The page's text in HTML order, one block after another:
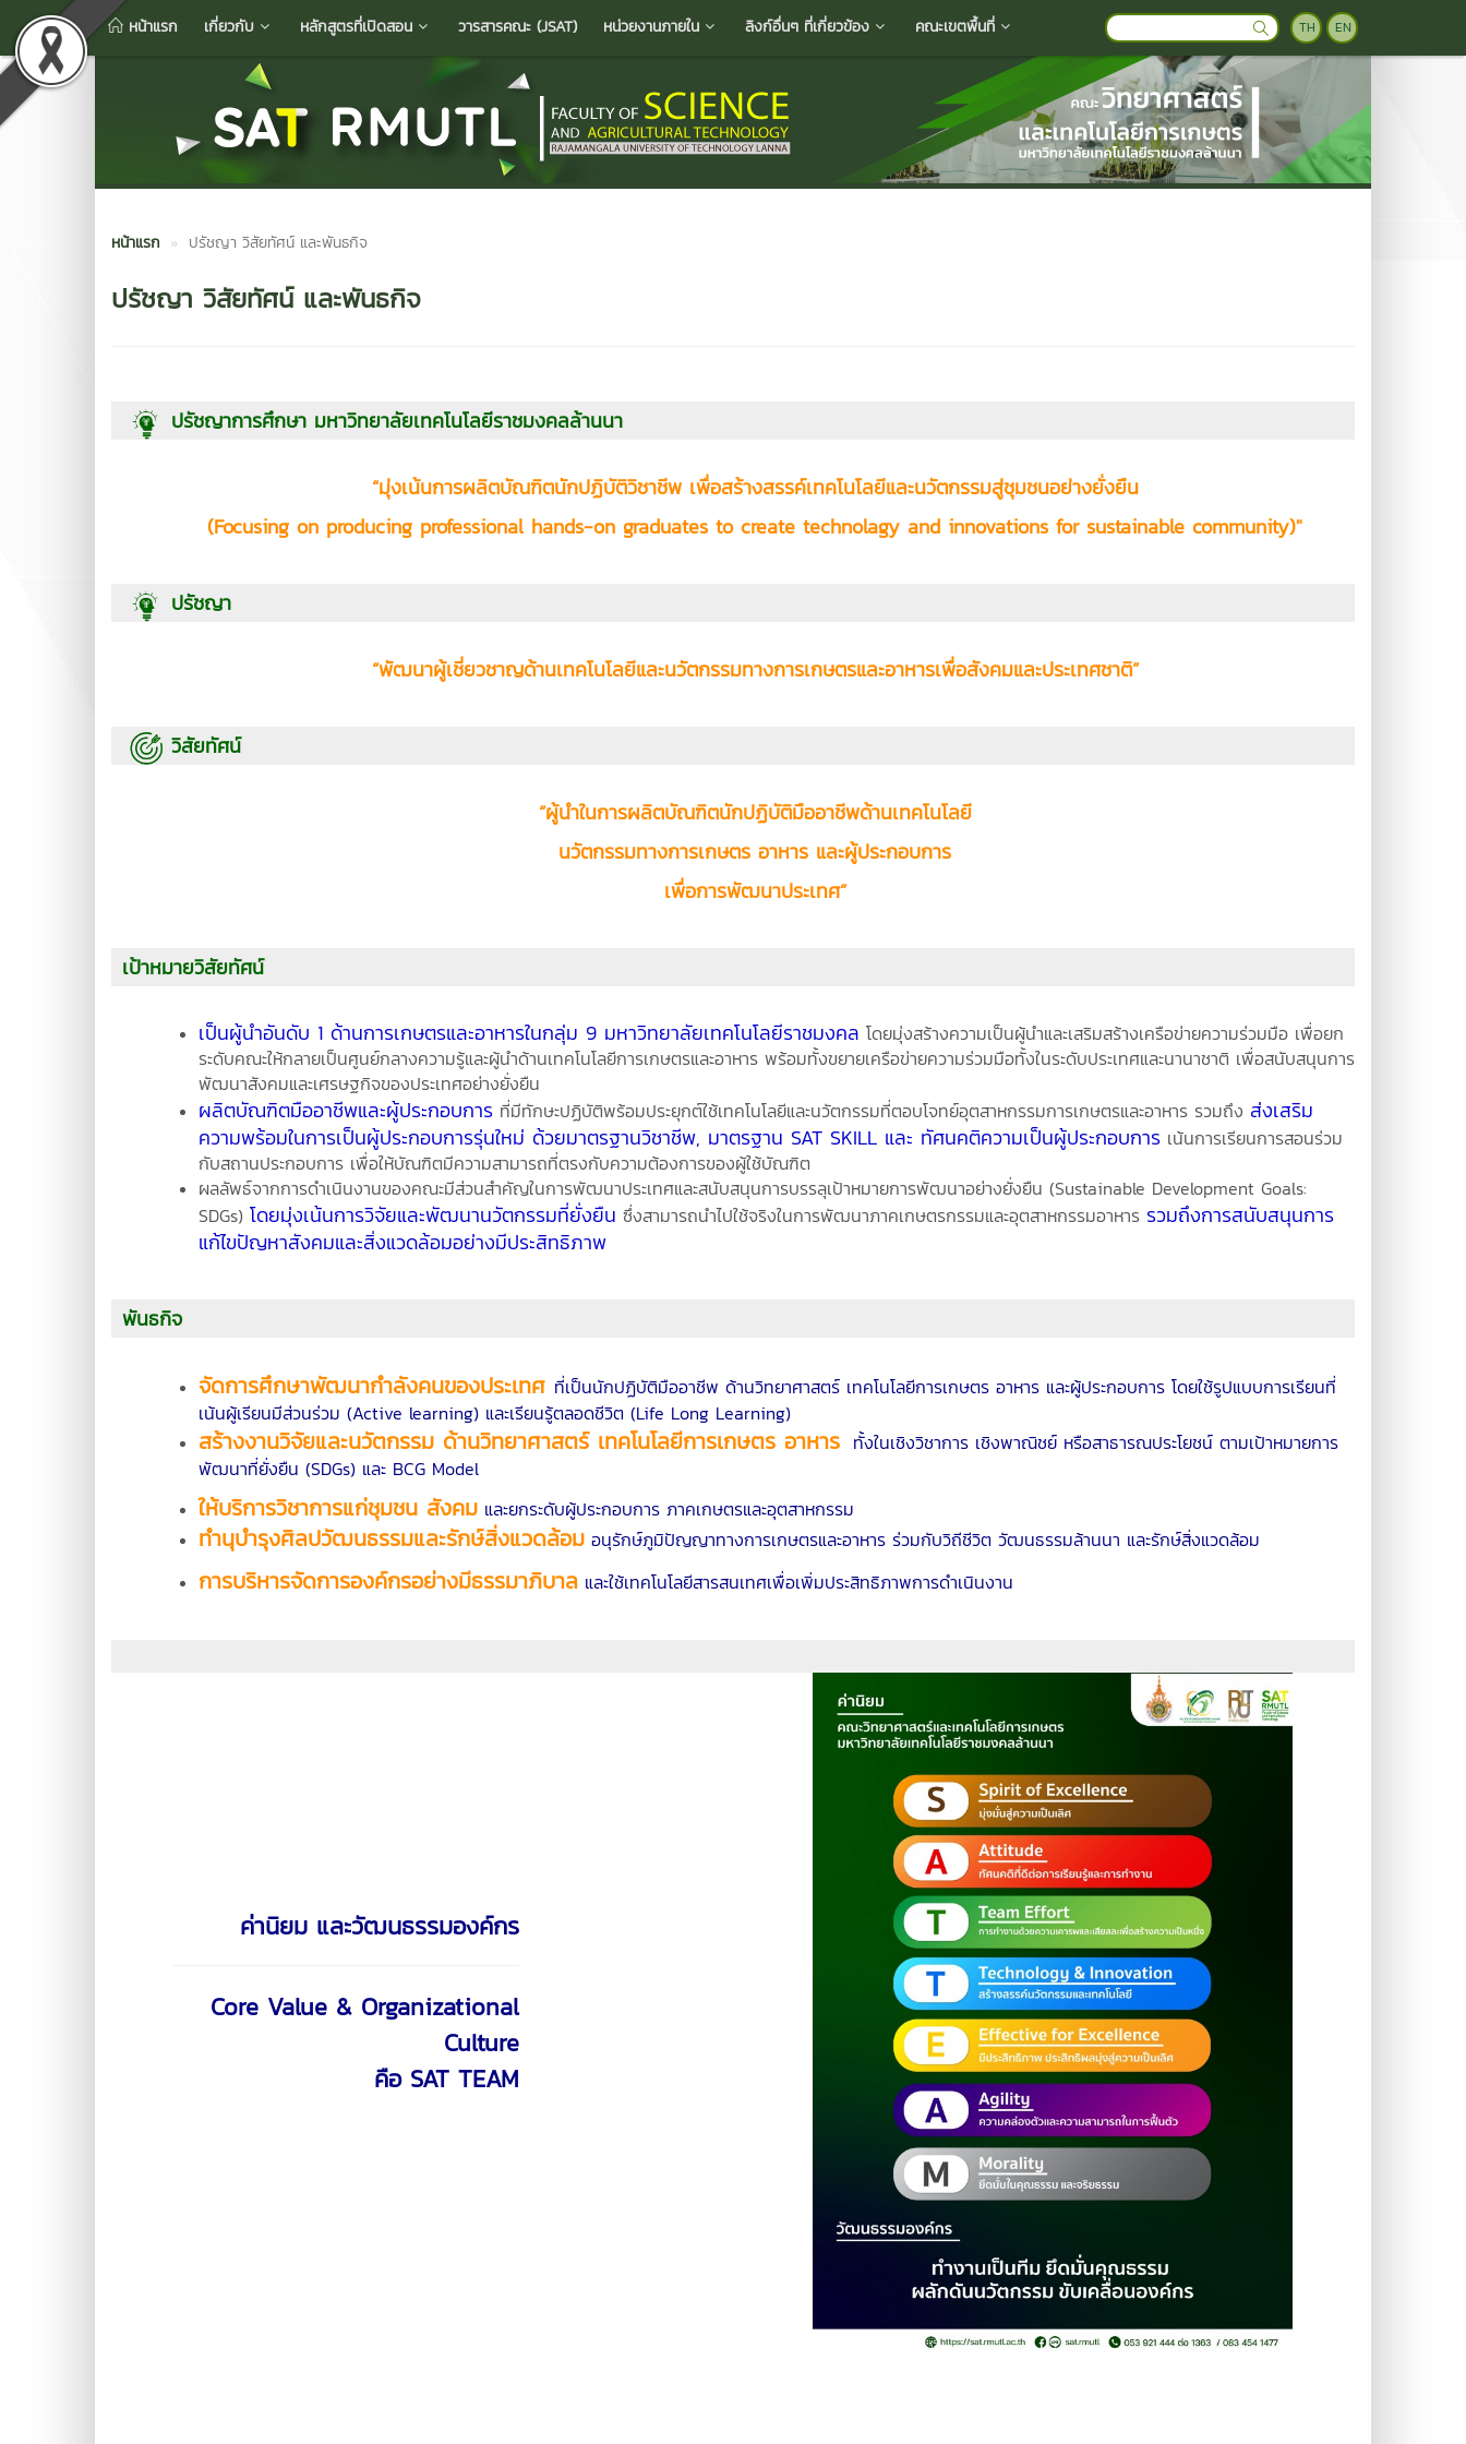
หน้าแรก เกี่ยวกับ หลักสูตรที่เปิดสอน วารสารคณะ (JSAT) หน่วยงานภายใน ลิงก์อื่นๆ ที่เกี่ยวข้อง คณะเขตพื้นที่ TH EN
หน้าแรก ปรัชญา วิสัยทัศน์ และพันธกิจ
ปรัชญา วิสัยทัศน์ และพันธกิจ
ปรัชญาการศึกษา มหาวิทยาลัยเทคโนโลยีราชมงคลล้านนา
“มุ่งเน้นการผลิตบัณฑิตนักปฏิบัติวิชาชีพ เพื่อสร้างสรรค์เทคโนโลยีและนวัตกรรมสู่ชุมชนอย่างยั่งยืน
(Focusing on producing professional hands-on graduates to create technolagy and innovations for sustainable community)"
ปรัชญา
“พัฒนาผู้เชี่ยวชาญด้านเทคโนโลยีและนวัตกรรมทางการเกษตรและอาหารเพื่อสังคมและประเทศชาติ”
วิสัยทัศน์
“ผู้นำในการผลิตบัณฑิตนักปฏิบัติมืออาชีพด้านเทคโนโลยี
นวัตกรรมทางการเกษตร อาหาร และผู้ประกอบการ
เพื่อการพัฒนาประเทศ”
เป้าหมายวิสัยทัศน์
เป็นผู้นำอันดับ 1 ด้านการเกษตรและอาหารในกลุ่ม 9 มหาวิทยาลัยเทคโนโลยีราชมงคล โดยมุ่งสร้างความเป็นผู้นำและเสริมสร้างเครือข่ายความร่วมมือ เพื่อยก
ระดับคณะให้กลายเป็นศูนย์กลางความรู้และผู้นำด้านเทคโนโลยีการเกษตรและอาหาร พร้อมทั้งขยายเครือข่ายความร่วมมือทั้งในระดับประเทศและนานาชาติ เพื่อสนับสนุนการ
พัฒนาสังคมและเศรษฐกิจของประเทศอย่างยั่งยืน
ผลิตบัณฑิตมืออาชีพและผู้ประกอบการ ที่มีทักษะปฏิบัติพร้อมประยุกต์ใช้เทคโนโลยีและนวัตกรรมที่ตอบโจทย์อุตสาหกรรมการเกษตรและอาหาร รวมถึง ส่งเสริม
ความพร้อมในการเป็นผู้ประกอบการรุ่นใหม่ ด้วยมาตรฐานวิชาชีพ, มาตรฐาน SAT SKILL และ ทัศนคติความเป็นผู้ประกอบการ เน้นการเรียนการสอนร่วม
กับสถานประกอบการ เพื่อให้บัณฑิตมีความสามารถที่ตรงกับความต้องการของผู้ใช้บัณฑิต
ผลลัพธ์จากการดำเนินงานของคณะมีส่วนสำคัญในการพัฒนาประเทศและสนับสนุนการบรรลุเป้าหมายการพัฒนาอย่างยั่งยืน (Sustainable Development Goals:
SDGs) โดยมุ่งเน้นการวิจัยและพัฒนานวัตกรรมที่ยั่งยืน ซึ่งสามารถนำไปใช้จริงในการพัฒนาภาคเกษตรกรรมและอุตสาหกรรมอาหาร รวมถึงการสนับสนุนการ
แก้ไขปัญหาสังคมและสิ่งแวดล้อมอย่างมีประสิทธิภาพ
พันธกิจ
จัดการศึกษาพัฒนากำลังคนของประเทศ ที่เป็นนักปฏิบัติมืออาชีพ ด้านวิทยาศาสตร์ เทคโนโลยีการเกษตร อาหาร และผู้ประกอบการ โดยใช้รูปแบบการเรียนที่
เน้นผู้เรียนมีส่วนร่วม (Active learning) และเรียนรู้ตลอดชีวิต (Life Long Learning)
สร้างงานวิจัยและนวัตกรรม ด้านวิทยาศาสตร์ เทคโนโลยีการเกษตร อาหาร ทั้งในเชิงวิชาการ เชิงพาณิชย์ หรือสาธารณประโยชน์ ตามเป้าหมายการ
พัฒนาที่ยั่งยืน (SDGs) และ BCG Model
ให้บริการวิชาการแก่ชุมชน สังคม และยกระดับผู้ประกอบการ ภาคเกษตรและอุตสาหกรรม
ทำนุบำรุงศิลปวัฒนธรรมและรักษ์สิ่งแวดล้อม อนุรักษ์ภูมิปัญญาทางการเกษตรและอาหาร ร่วมกับวิถีชีวิต วัฒนธรรมล้านนา และรักษ์สิ่งแวดล้อม
การบริหารจัดการองค์กรอย่างมีธรรมาภิบาล และใช้เทคโนโลยีสารสนเทศเพื่อเพิ่มประสิทธิภาพการดำเนินงาน
ค่านิยม และวัฒนธรรมองค์กร
Core Value & Organizational
Culture
คือ SAT TEAM